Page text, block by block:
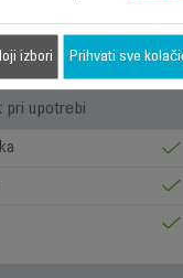
Sušenje,
pri upotrebi
izbori Prihvati sve